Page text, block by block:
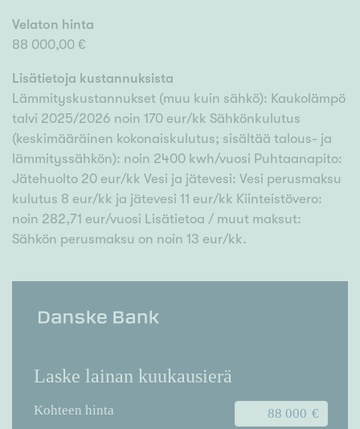
Velaton hinta
88 000,00 €
Lisätietoja kustannuksista
Lämmityskustannukset (muu kuin sähkö): Kaukolämpö
talvi 2025/2026 noin 170 eur/kk Sähkönkulutus
(keskimääräinen kokonaiskulutus; sisältää talous- ja
lämmityssähkön): noin 2400 kwh/vuosi Puhtaanapito:
Jätehuolto 20 eur/kk Vesi ja jätevesi: Vesi perusmaksu
kulutus 8 eur/kk ja jätevesi 11 eur/kk Kiinteistövero:
noin 282,71 eur/vuosi Lisätietoa / muut maksut:
Sähkön perusmaksu on noin 13 eur/kk.